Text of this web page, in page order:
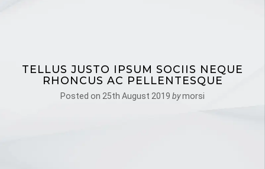
TELLUS JUSTO IPSUM SOCIIS NEQUE
RHONCUS AC PELLENTESQUE
Posted on 25th August 2019 bymorsi